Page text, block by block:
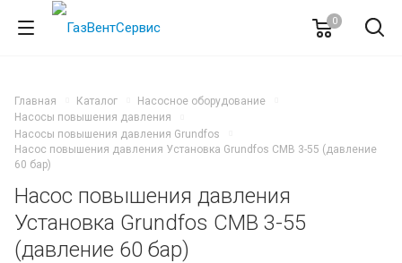
0
Главная Каталог
Насосное оборудование
Насосы повышения давления
Насосы повышения давления Grundfos
Насос повышения давления Установка Grundfos CMB 3-55 (давление
60 бар)
Насос повышения давления
Установка Grundfos CMB 3-55
(давление 60 бар)